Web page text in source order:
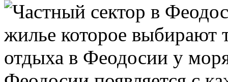
Частный сектор в
жилье которое выбирают
отдыха в Феодосии у